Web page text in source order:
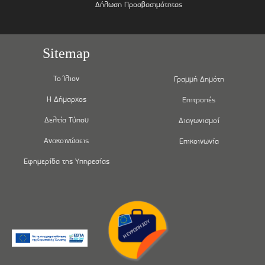
Δήλωση Προσβασιμότητας
Sitemap
Το Ίλιον
Η Δήμαρχος
Δελτία Τύπου
Ανακοινώσεις
Εφημερίδα της Υπηρεσίας
Γραμμή Δημότη
Επιτροπές
Διαγωνισμοί
Επικοινωνία